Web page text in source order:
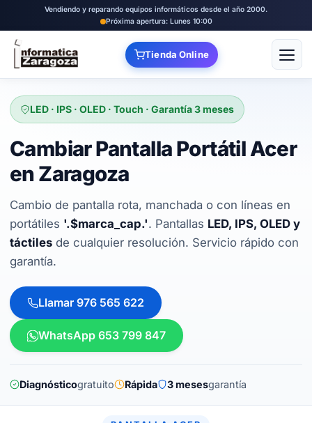
Vendiendo y reparando equipos informáticos desde el año 2000.
Próxima apertura: Lunes 10:00
Tienda Online Abrir
LED · IPS · OLED · Touch · Garantía 3 meses
Cambiar Pantalla Portátil Acer
en Zaragoza
Cambio de pantalla rota, manchada o con líneas en
portátiles '.$marca_cap.'. Pantallas LED, IPS, OLED y
táctiles de cualquier resolución. Servicio rápido con
garantía.
Llamar 976 565 622
WhatsApp 653 799 847
Diagnósticogratuito Rápida 3 mesesgarantía